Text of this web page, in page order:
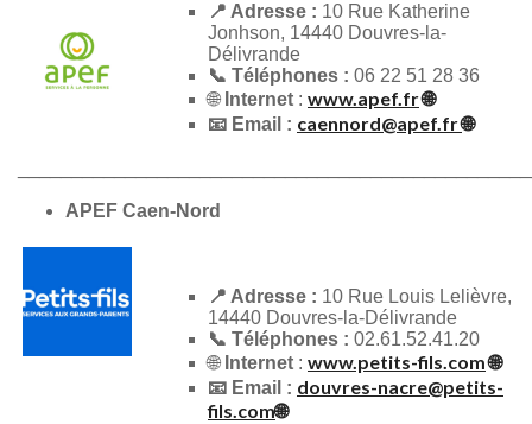
📍 Adresse : 10 Rue Katherine
Jonhson, 14440 Douvres-la-
Délivrande
📞 Téléphones : 06 22 51 28 36
🌐 Internet : www.apef.fr🌐
📧 Email : caennord@apef.fr🌐
APEF Caen-Nord
📍 Adresse : 10 Rue Louis Lelièvre,
14440 Douvres-la-Délivrande
📞 Téléphones : 02.61.52.41.20
🌐 Internet : www.petits-fils.com🌐
📧 Email : douvres-nacre@petits-
fils.com🌐